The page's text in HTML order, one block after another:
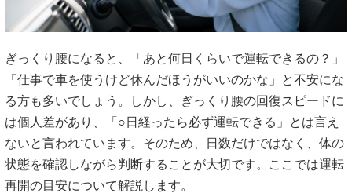
ぎっくり腰になると、「あと何日くらいで運転できるの？」
「仕事で車を使うけど休んだほうがいいのかな」と不安にな
る方も多いでしょう。しかし、ぎっくり腰の回復スピードに
は個人差があり、「○日経ったら必ず運転できる」とは言え
ないと言われています。そのため、日数だけではなく、体の
状態を確認しながら判断することが大切です。ここでは運転
再開の目安について解説します。